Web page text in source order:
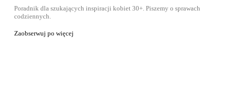
Poradnik dla szukających inspiracji kobiet 30+. Piszemy o sprawach
codziennych.
Zaobserwuj po więcej